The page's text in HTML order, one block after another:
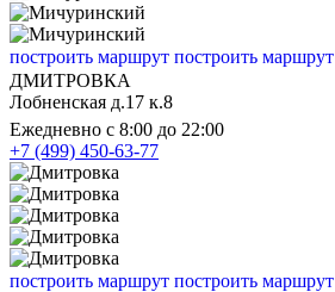
построить маршрут построить маршрут
ДМИТРОВКА
Лобненская д.17 к.8
Ежедневно с 8:00 до 22:00
+7 (499) 450-63-77
построить маршрут построить маршрут